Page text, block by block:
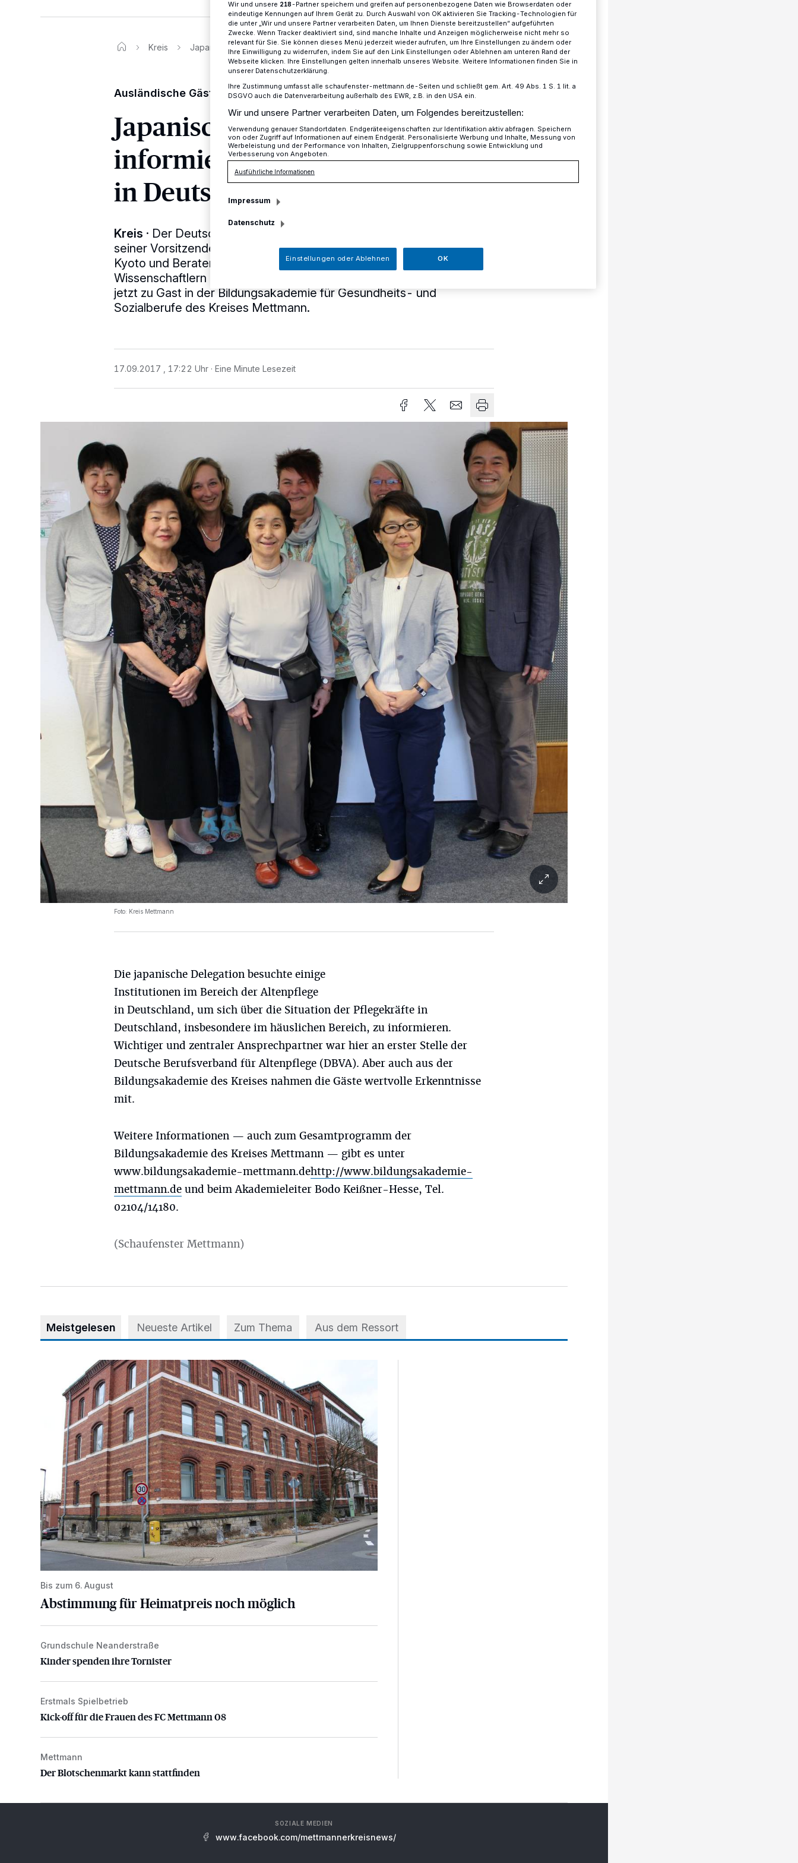
Kreis Japanische Delegation informiert sich über Altenpflege in Deutschland
Ausländische Gäste in der Bildungsakademie des Kreises
Japanische Delegation
informiert sich über Altenpflege
in Deutschland
Kreis · Der Deutsche Berufsverband für Altenpflege (DBVA) mit
seiner Vorsitzenden Kristina Kaleve und Prof. Asato Wako (Universität
Kyoto und Berater des Gesundheitsministerium in Japan) mit anderen
Wissenschaftlern und Experten aus der Altenpflege Japans waren
jetzt zu Gast in der Bildungsakademie für Gesundheits- und
Sozialberufe des Kreises Mettmann.
17.09.2017 , 17:22 Uhr Eine Minute Lesezeit
Foto: Kreis Mettmann
Die japanische Delegation besuchte einige
Institutionen im Bereich der Altenpflege
in Deutschland, um sich über die Situation der Pflegekräfte in
Deutschland, insbesondere im häuslichen Bereich, zu informieren.
Wichtiger und zentraler Ansprechpartner war hier an erster Stelle der
Deutsche Berufsverband für Altenpflege (DBVA). Aber auch aus der
Bildungsakademie des Kreises nahmen die Gäste wertvolle Erkenntnisse
mit.
Weitere Informationen — auch zum Gesamtprogramm der
Bildungsakademie des Kreises Mettmann — gibt es unter
www.bildungsakademie-mettmann.dehttp://www.bildungsakademie-
mettmann.de und beim Akademieleiter Bodo Keißner-Hesse, Tel.
02104/14180.
(Schaufenster Mettmann)
Meistgelesen Neueste Artikel Zum Thema Aus dem Ressort
Abstimmung für Heimatpreis noch möglich
Bis zum 6. August
Abstimmung für Heimatpreis noch möglich
Kinder spenden ihre Tornister
Grundschule Neanderstraße
Kinder spenden ihre Tornister
Kick-off für die Frauen des FC Mettmann 08
Erstmals Spielbetrieb
Kick-off für die Frauen des FC Mettmann 08
Der Blotschenmarkt kann stattfinden
Mettmann
Der Blotschenmarkt kann stattfinden
SOZIALE MEDIEN
www.facebook.com/mettmannerkreisnews/
Wir und unsere 218-Partner speichern und greifen auf personenbezogene Daten wie Browserdaten oder
eindeutige Kennungen auf Ihrem Gerät zu. Durch Auswahl von OK aktivieren Sie Tracking-Technologien für
die unter „Wir und unsere Partner verarbeiten Daten, um Ihnen Dienste bereitzustellen“ aufgeführten
Zwecke. Wenn Tracker deaktiviert sind, sind manche Inhalte und Anzeigen möglicherweise nicht mehr so
relevant für Sie. Sie können dieses Menü jederzeit wieder aufrufen, um Ihre Einstellungen zu ändern oder
Ihre Einwilligung zu widerrufen, indem Sie auf den Link Einstellungen oder Ablehnen am unteren Rand der
Webseite klicken. Ihre Einstellungen gelten innerhalb unseres Website. Weitere Informationen finden Sie in
unserer Datenschutzerklärung.
Ihre Zustimmung umfasst alle schaufenster-mettmann.de-Seiten und schließt gem. Art. 49 Abs. 1 S. 1 lit. a
DSGVO auch die Datenverarbeitung außerhalb des EWR, z.B. in den USA ein.
Wir und unsere Partner verarbeiten Daten, um Folgendes bereitzustellen:
Verwendung genauer Standortdaten. Endgeräteeigenschaften zur Identifikation aktiv abfragen. Speichern
von oder Zugriff auf Informationen auf einem Endgerät. Personalisierte Werbung und Inhalte, Messung von
Werbeleistung und der Performance von Inhalten, Zielgruppenforschung sowie Entwicklung und
Verbesserung von Angeboten.
Ausführliche Informationen
Impressum
Datenschutz
Einstellungen oder Ablehnen OK